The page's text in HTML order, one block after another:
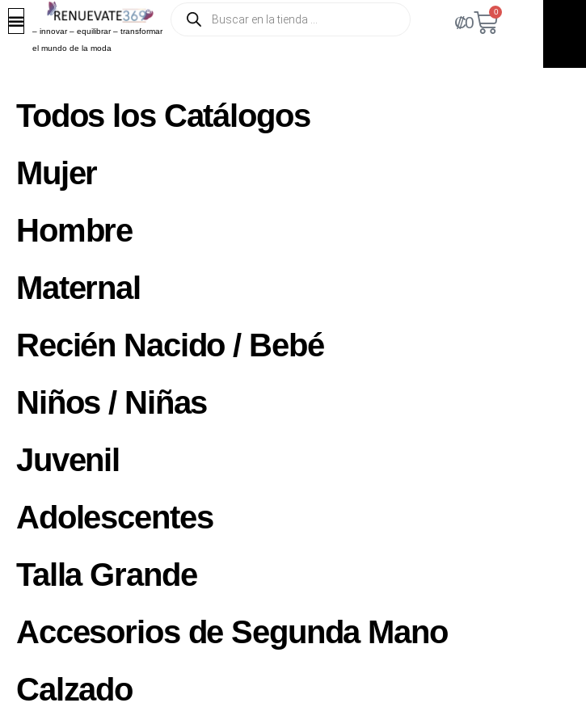
– innovar – equilibrar – transformar
el mundo de la moda
₡0
0
Todos los Catálogos
Mujer
Hombre
Maternal
Recién Nacido / Bebé
Niños / Niñas
Juvenil
Adolescentes
Talla Grande
Accesorios de Segunda Mano
Calzado